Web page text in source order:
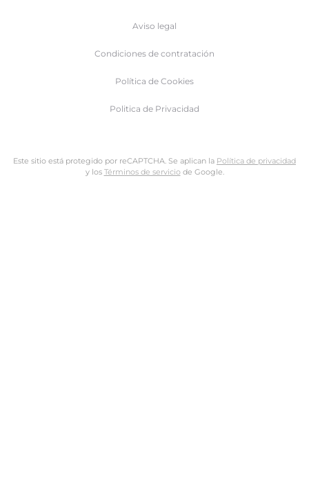
Aviso legal
Condiciones de contratación
Política de Cookies
Politica de Privacidad
Este sitio está protegido por reCAPTCHA. Se aplican la Política de privacidad
y los Términos de serviciode Google.